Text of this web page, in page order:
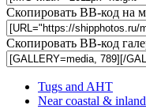
Скопировать BB-код на
Скопировать BB-код
Tugs and AHT
Near coastal &